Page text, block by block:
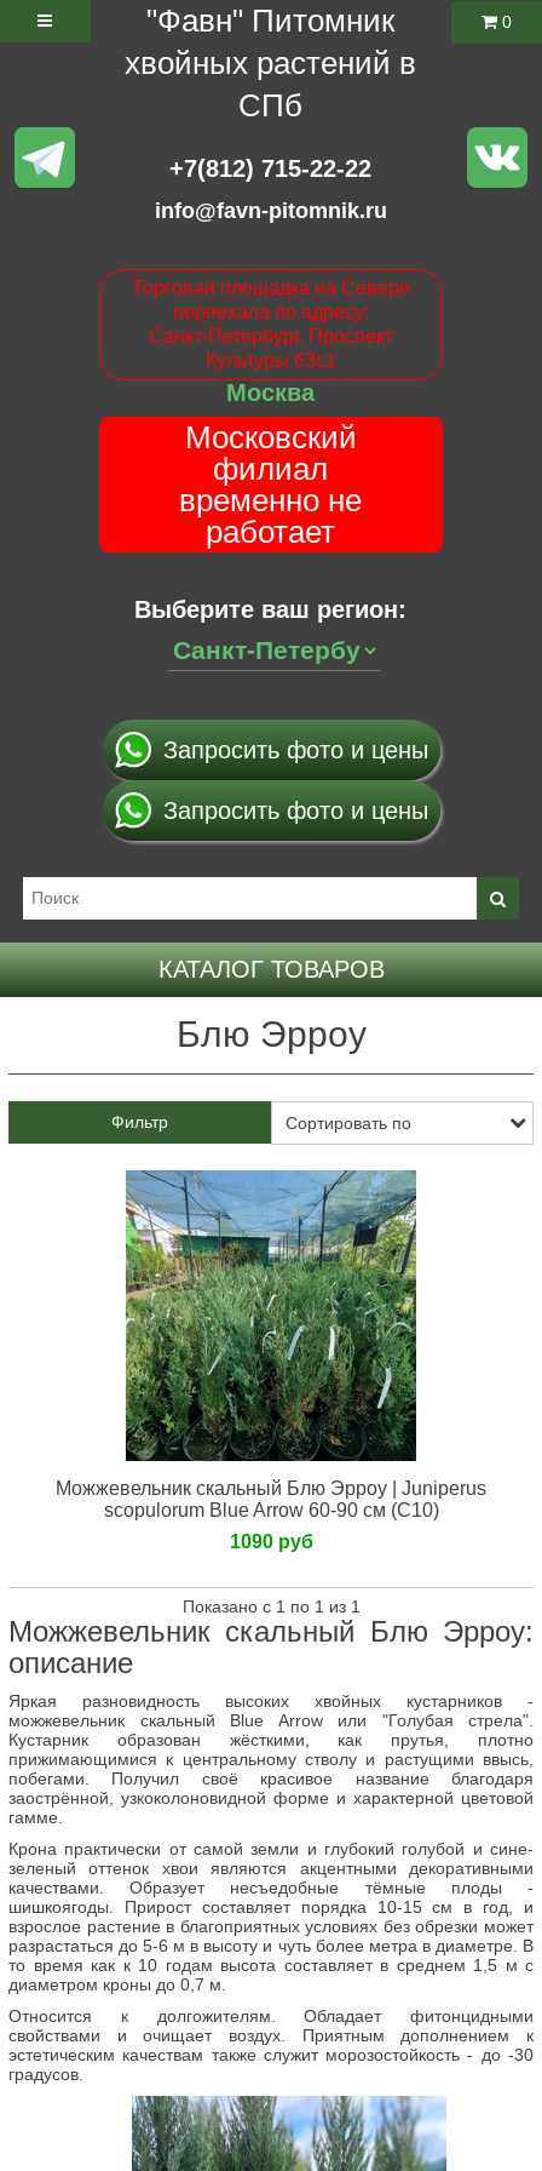
"Фавн" Питомник
хвойных растений в
СПб
+7(812) 715-22-22
info@favn-pitomnik.ru
Торговая площадка на Севере
переехала по адресу:
Санкт-Петербург. Проспект
Культуры 63с1
Москва
Московский
филиал
временно не
работает
Выберите ваш регион:
0
Запросить фото и цены
Запросить фото и цены
КАТАЛОГ ТОВАРОВ
Блю Эрроу
Фильтр
Можжевельник скальный Блю Эрроу | Juniperus
scopulorum Blue Arrow 60-90 см (C10)
1090 руб
Показано с 1 по 1 из 1
Можжевельник скальный Блю Эрроу:
описание
Яркая разновидность высоких хвойных кустарников -
можжевельник скальный Blue Arrow или "Голубая стрела".
Кустарник образован жёсткими, как прутья, плотно
прижимающимися к центральному стволу и растущими ввысь,
побегами. Получил своё красивое название благодаря
заострённой, узкоколоновидной форме и характерной цветовой
гамме.
Крона практически от самой земли и глубокий голубой и сине-
зеленый оттенок хвои являются акцентными декоративными
качествами. Образует несъедобные тёмные плоды -
шишкоягоды. Прирост составляет порядка 10-15 см в год, и
взрослое растение в благоприятных условиях без обрезки может
разрастаться до 5-6 м в высоту и чуть более метра в диаметре. В
то время как к 10 годам высота составляет в среднем 1,5 м с
диаметром кроны до 0,7 м.
Относится к долгожителям. Обладает фитонцидными
свойствами и очищает воздух. Приятным дополнением к
эстетическим качествам также служит морозостойкость - до -30
градусов.